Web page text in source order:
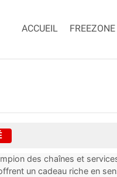
ACCUEIL FREEZONE
des chaînes et
un cadeau riche en